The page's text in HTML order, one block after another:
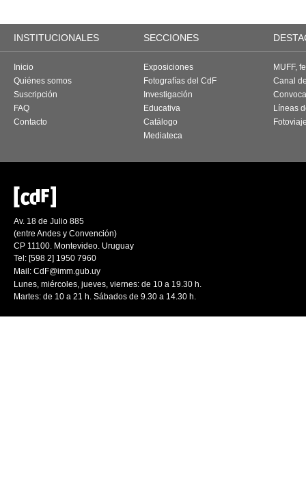
INSTITUCIONALES SECCIONES
Inicio
Quiénes somos
Suscripción
FAQ
Contacto
Exposiciones
Fotografías del CdF
Investigación
Educativa
Catálogo
Mediateca
MUFF,
Canal
Líneas
Av. 18 de Julio 885
(entre Andes y Convención)
CP 11100. Montevideo. Uruguay
Tel: [598 2] 1950 7960
Mail: CdF@imm.gub.uy
Lunes, miércoles, jueves, viernes: de 10 a 19.30 h.
Martes: de 10 a 21 h. Sábados de 9.30 a 14.30 h.